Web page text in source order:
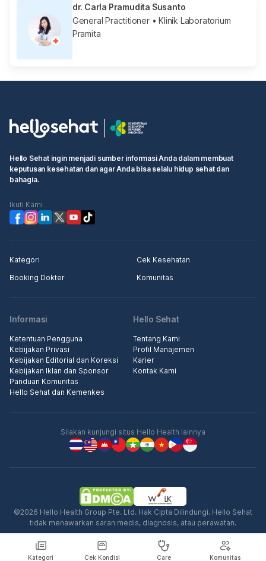
dr. Carla Pramudita Susanto
General Practitioner• Klinik Laboratorium
Pramita
Kategori Cek Kondisi Care Komunitas
Hello Sehat ingin menjadi sumber informasi Anda dalam membuat
keputusan kesehatan dan agar Anda bisa selalu hidup sehat dan
bahagia.
Ikuti Kami
Kategori
Cek Kesehatan
Booking Dokter
Komunitas
Informasi
Ketentuan Pengguna
Kebijakan Privasi
Kebijakan Editorial dan Koreksi
Kebijakan Iklan dan Sponsor
Panduan Komunitas
Hello Sehat dan Kemenkes
Hello Sehat
Tentang Kami
Profil Manajemen
Karier
Kontak Kami
Silakan kunjungi situs Hello Health lainnya
©2026 Hello Health Group Pte. Ltd. Hak Cipta Dilindungi. Hello Sehat
tidak menawarkan saran medis, diagnosis, atau perawatan.